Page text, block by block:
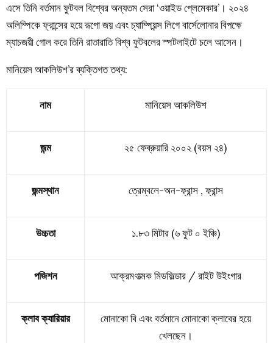
এসে তিনি বর্তমান ফুটবল বিশ্বের অন্যতম সেরা ‘ওয়াইড প্লেমেকার’। ২০২৪
অলিম্পিকে ফ্রান্সের হয়ে রূপো জয় এবং চ্যাম্পিয়ন্স লিগে বার্সেলোনার বিপক্ষে
ম্যাচজয়ী গোল করে তিনি রাতারাতি বিশ্ব ফুটবলের স্পটলাইটে চলে আসেন।
মানিয়েস আকলিউশ’র ব্যক্তিগত তথ্য:
নাম মানিয়েস আকলিউশ
জন্ম ২৫ ফেব্রুয়ারি ২০০২ (বয়স ২৪)
জন্মস্থান ত্রেম্বলে-অন-ফ্রান্স , ফ্রান্স
উচ্চতা ১.৮৩ মিটার (৬ ফুট ০ ইঞ্চি)
পজিশন আক্রমণাত্মক মিডফিল্ডার / রাইট উইংগার
ক্লাব ক্যারিয়ার
মোনাকো বি এবং বর্তমানে মোনাকো ক্লাবের হয়ে
খেলছেন।